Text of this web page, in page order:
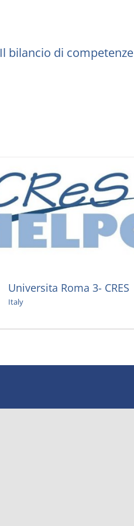
Il bilancio di competenze
Universita Roma 3- CRES
Italy